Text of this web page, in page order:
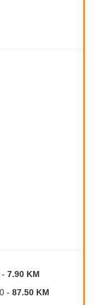
- 7.90 KM
- 87.50 KM